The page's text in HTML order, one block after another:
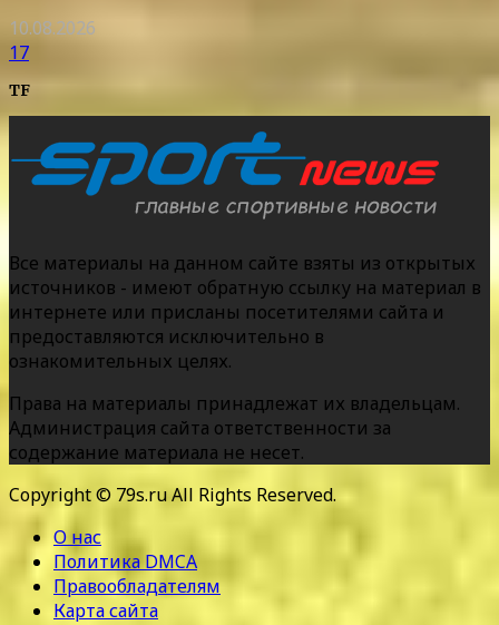
10.08.2026
17
TF
Все материалы на данном сайте взяты из открытых
источников - имеют обратную ссылку на материал в
интернете или присланы посетителями сайта и
предоставляются исключительно в
ознакомительных целях.
Права на материалы принадлежат их владельцам.
Администрация сайта ответственности за
содержание материала не несет.
Copyright © 79s.ru All Rights Reserved.
О нас
Политика DMCA
Правообладателям
Карта сайта